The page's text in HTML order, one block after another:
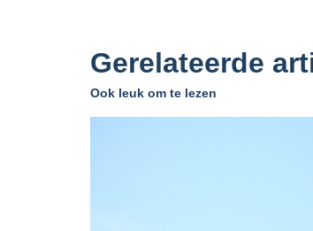
Gerelateerde
Ook leuk om te lezen